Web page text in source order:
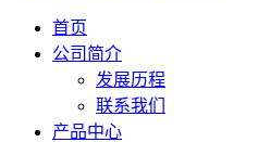
首页
公司简介
发展历程
联系我们
产品中心